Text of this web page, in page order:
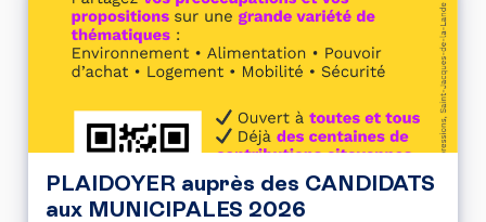
PLAIDOYER auprès des CANDIDATS
aux MUNICIPALES 2026